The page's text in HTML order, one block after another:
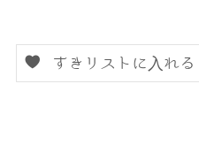
すきリストに入れる